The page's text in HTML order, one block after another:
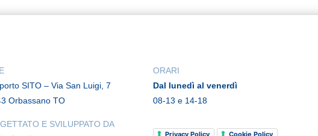
SITO – Via San Luigi, 7
Orbassano TO
E SVILUPPATO DA
ORARI
Dal lunedì al venerdì
08-13 e 14-18
Privacy Policy Cookie Policy